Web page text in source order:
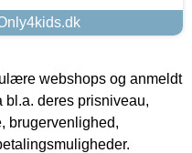
webshops og anmeldt
bl.a. deres prisniveau,
brugervenlighed,